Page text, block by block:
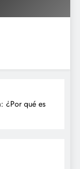
¿Por qué es